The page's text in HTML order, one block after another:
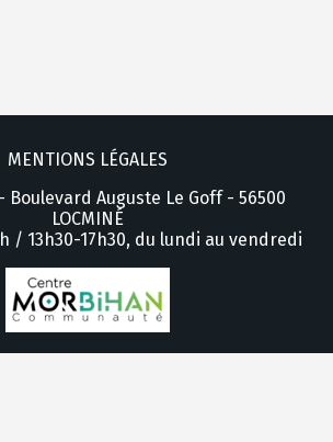
MENTIONS LÉGALES
- Boulevard Auguste Le Goff - 56500
LOCMINÉ
/ 13h30-17h30, du lundi au vendredi